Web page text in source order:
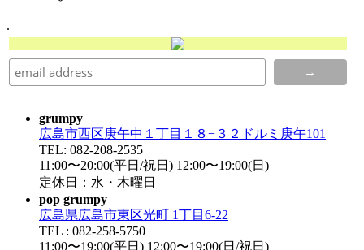
.
grumpy
広島市西区庚午中１丁目１８−３２ドルミ庚午101
TEL: 082-208-2535
11:00〜20:00(平日/祝日) 12:00〜19:00(日)
定休日：水・木曜日
pop grumpy
広島県広島市東区光町 1丁目6-22
TEL : 082-258-5750
11:00〜19:00(平日) 12:00〜19:00(日/祝日)